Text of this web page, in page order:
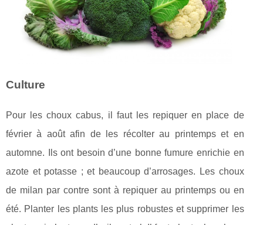
Culture
Pour les choux cabus, il faut les repiquer en place de
février à août afin de les récolter au printemps et en
automne. Ils ont besoin d’une bonne fumure enrichie en
azote et potasse ; et beaucoup d’arrosages. Les choux
de milan par contre sont à repiquer au printemps ou en
été. Planter les plants les plus robustes et supprimer les